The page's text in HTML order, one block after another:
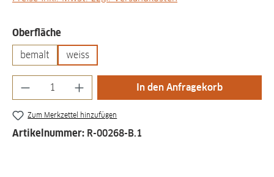
Oberflächeauswählen
bemalt weiss
Produkt Anzahl: Gib den gewünschten
In den Anfragekorb
Zum Merkzettel hinzufügen
Artikelnummer: R-00268-B.1